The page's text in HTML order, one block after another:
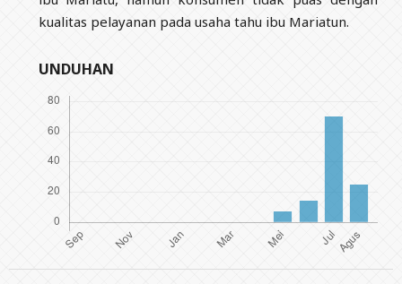
kualitas pelayanan pada usaha tahu ibu Mariatun.
UNDUHAN